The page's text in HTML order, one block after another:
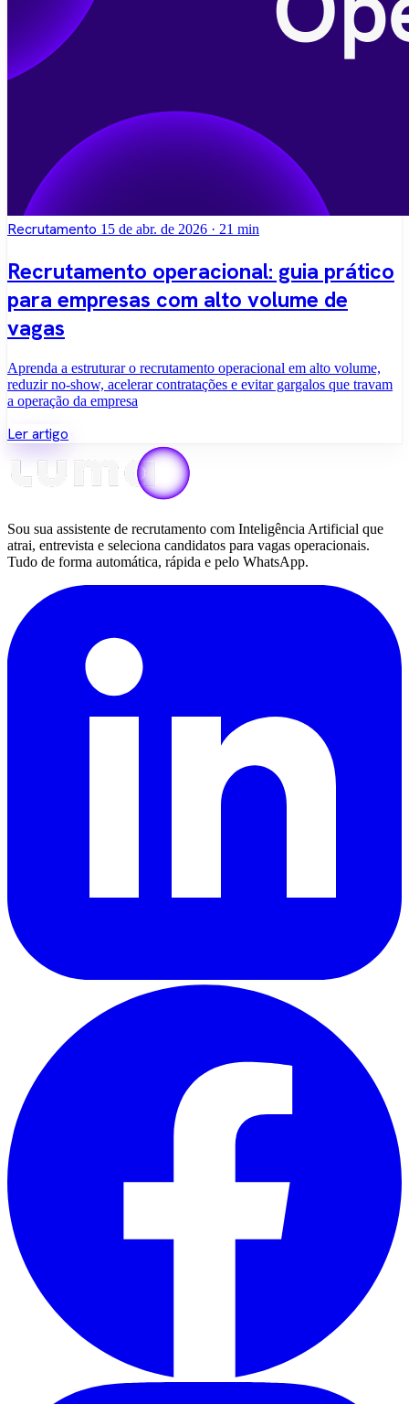
Recrutamento 15 de abr. de 2026 · 21 min
Recrutamento operacional: guia prático
para empresas com alto volume de
vagas
Aprenda a estruturar o recrutamento operacional em alto volume,
reduzir no-show, acelerar contratações e evitar gargalos que travam
a operação da empresa
Ler artigo
Sou sua assistente de recrutamento com Inteligência Artificial que
atrai, entrevista e seleciona candidatos para vagas operacionais.
Tudo de forma automática, rápida e pelo WhatsApp.